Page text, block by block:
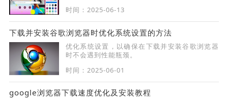
时间：2025-06-13
下载并安装谷歌浏览器时优化系统设置的方法
优化系统设置，以确保在下载并安装谷歌浏览器
时不会遇到性能瓶颈。
时间：2025-06-01
google浏览器下载速度优化及安装教程